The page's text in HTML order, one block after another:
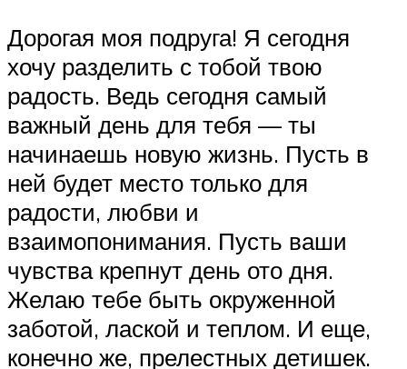
Дорогая моя подруга! Я сегодня
хочу разделить с тобой твою
радость. Ведь сегодня самый
важный день для тебя — ты
начинаешь новую жизнь. Пусть в
ней будет место только для
радости, любви и
взаимопонимания. Пусть ваши
чувства крепнут день ото дня.
Желаю тебе быть окруженной
заботой, лаской и теплом. И еще,
конечно же, прелестных детишек.